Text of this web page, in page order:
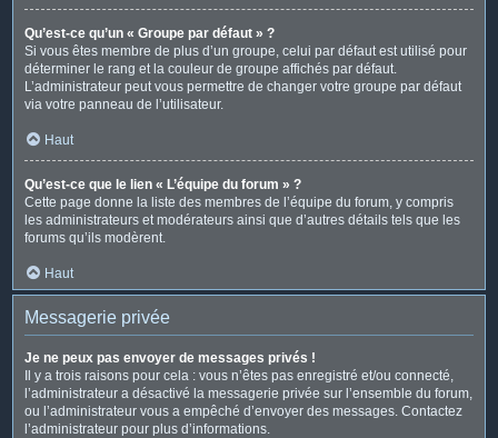
Qu’est-ce qu’un « Groupe par défaut » ?
Si vous êtes membre de plus d’un groupe, celui par défaut est utilisé pour
déterminer le rang et la couleur de groupe affichés par défaut.
L’administrateur peut vous permettre de changer votre groupe par défaut
via votre panneau de l’utilisateur.
Haut
Qu’est-ce que le lien « L’équipe du forum » ?
Cette page donne la liste des membres de l’équipe du forum, y compris
les administrateurs et modérateurs ainsi que d’autres détails tels que les
forums qu’ils modèrent.
Haut
Messagerie privée
Je ne peux pas envoyer de messages privés !
Il y a trois raisons pour cela : vous n’êtes pas enregistré et/ou connecté,
l’administrateur a désactivé la messagerie privée sur l’ensemble du forum,
ou l’administrateur vous a empêché d’envoyer des messages. Contactez
l’administrateur pour plus d’informations.